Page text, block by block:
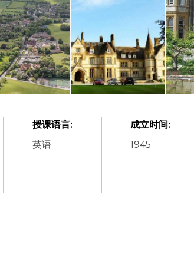
授课语言:
英语
成立时间:
1945